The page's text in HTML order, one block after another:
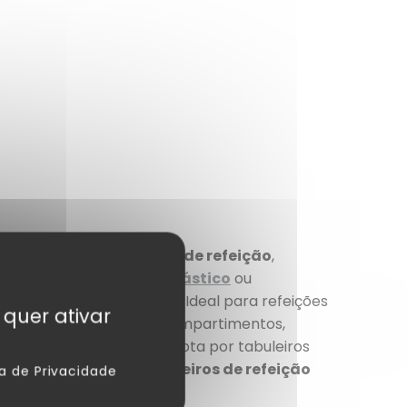
tabuleiros de refeição,
em 2 materiais. Em
plástico ou
: Ideal para refeições
Disponíveis em vários compartimentos,
: Opta por tabuleiros
Escolhe
tabuleiros de refeição
quer ativar
de Privacidade